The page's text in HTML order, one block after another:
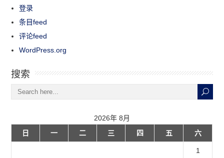
登录
条目feed
评论feed
WordPress.org
搜索
2026年 8月
日
一 二 三 四 五 六
1